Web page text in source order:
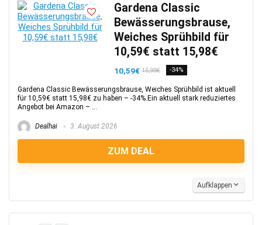
Gardena Classic
Bewässerungsbrause,
Weiches Sprühbild für
10,59€ statt 15,98€
10,59€ 15,98€ -34%
Gardena Classic Bewässerungsbrause, Weiches Sprühbild ist aktuell
für 10,59€ statt 15,98€ zu haben – -34%.Ein aktuell stark reduziertes
Angebot bei Amazon – ...
Dealhai 3. August 2026
ZUM DEAL
Aufklappen